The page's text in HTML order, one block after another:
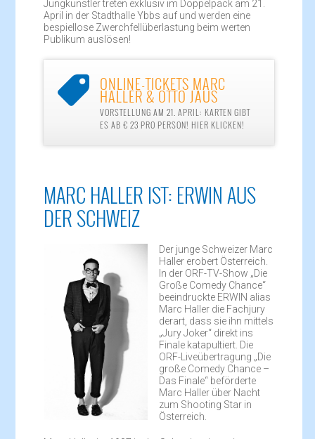
Jungkünstler treten exklusiv im Doppelpack am 21.
April in der Stadthalle Ybbs auf und werden eine
bespiellose Zwerchfellüberlastung beim werten
Publikum auslösen!
 ONLINE-TICKETS MARC
HALLER & OTTO JAUS
VORSTELLUNG AM 21. APRIL: KARTEN GIBT
ES AB € 23 PRO PERSON! HIER KLICKEN!
MARC HALLER IST: ERWIN AUS
DER SCHWEIZ
Der junge Schweizer Marc
Haller erobert Österreich.
In der ORF-TV-Show „Die
Große Comedy Chance“
beeindruckte ERWIN alias
Marc Haller die Fachjury
derart, dass sie ihn mittels
„Jury Joker“ direkt ins
Finale katapultiert. Die
ORF-Liveübertragung „Die
große Comedy Chance –
Das Finale“ beförderte
Marc Haller über Nacht
zum Shooting Star in
Österreich.